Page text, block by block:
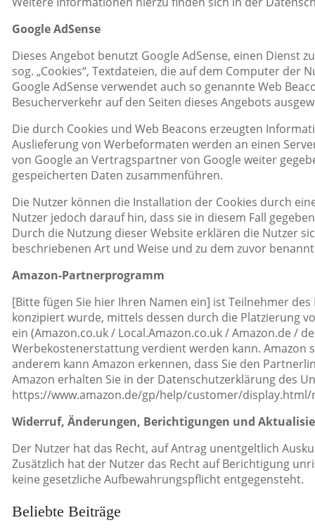
Google AdSense
Dieses Angebot benutzt Google AdSense, einen Dienst
sog. „Cookies“, Textdateien, die auf dem Computer
Google AdSense verwendet auch so genannte Web
Besucherverkehr auf den Seiten dieses Angebots
Die durch Cookies und Web Beacons erzeugten
Auslieferung von Werbeformaten werden an einen
von Google an Vertragspartner von Google weiter
gespeicherten Daten zusammenführen.
Die Nutzer können die Installation der Cookies durch
Nutzer jedoch darauf hin, dass sie in diesem Fall
Durch die Nutzung dieser Website erklären die Nutzer
beschriebenen Art und Weise und zu dem zuvor
Amazon-Partnerprogramm
[Bitte fügen Sie hier Ihren Namen ein] ist Teilnehmer
konzipiert wurde, mittels dessen durch die Platzierung
ein (Amazon.co.uk / Local.Amazon.co.uk / Amazon.de /
Werbekostenerstattung verdient werden kann. Amazon
anderem kann Amazon erkennen, dass Sie den
Amazon erhalten Sie in der Datenschutzerklärung des
https://www.amazon.de/gp/help/customer/display.html/
Widerruf, Änderungen, Berichtigungen und
Der Nutzer hat das Recht, auf Antrag unentgeltlich
Zusätzlich hat der Nutzer das Recht auf Berichtigung
keine gesetzliche Aufbewahrungspflicht entgegensteht.
Beliebte Beiträge